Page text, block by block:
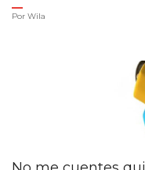
Por Wila